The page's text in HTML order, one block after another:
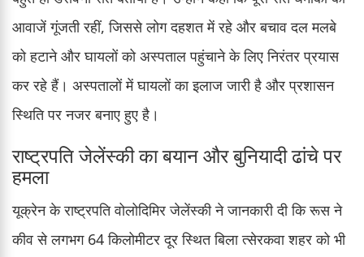
आवाजें गूंजती रहीं, जिससे लोग दहशत में रहे और बचाव दल मलबे
को हटाने और घायलों को अस्पताल पहुंचाने के लिए निरंतर प्रयास
कर रहे हैं। अस्पतालों में घायलों का इलाज जारी है और प्रशासन
स्थिति पर नजर बनाए हुए है।
राष्ट्रपति जेलेंस्की का बयान और बुनियादी ढांचे पर
हमला
यूक्रेन के राष्ट्रपति वोलोदिमिर जेलेंस्की ने जानकारी दी कि रूस ने
कीव से लगभग 64 किलोमीटर दूर स्थित बिला त्सेरकवा शहर को भी